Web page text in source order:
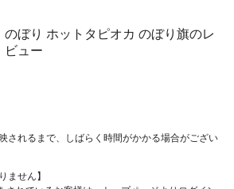
のぼり ホットタピオカ のぼり旗のレ
ビュー
されるまで、しばらく時間がかかる場合がござい
ません】